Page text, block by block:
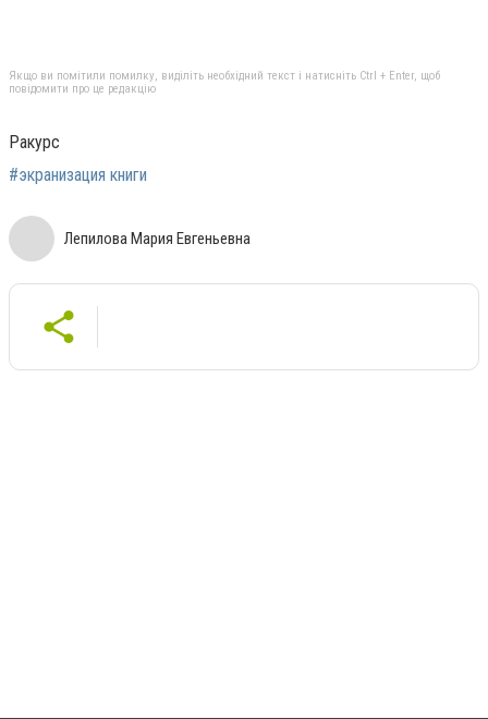
Якщо ви помітили помилку, виділіть необхідний текст і натисніть Ctrl + Enter, щоб
повідомити про це редакцію
Ракурс
#экранизация книги
Лепилова Мария Евгеньевна